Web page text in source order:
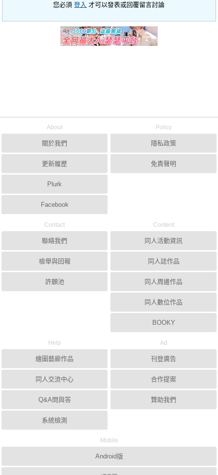
您必須登入 才可以發表或回覆留言討論
About
關於我們
更新履歷
Plurk
Facebook
Policy
隱私政策
免責聲明
Contact
聯絡我們
檢舉與回報
許願池
Content
同人活動資訊
同人誌作品
同人周邊作品
同人數位作品
BOOKY
Help
繪圖藝廊作品
同人交流中心
Q&A問與答
系統檢測
Ad
刊登廣告
合作提案
贊助我們
Mobile
Android版